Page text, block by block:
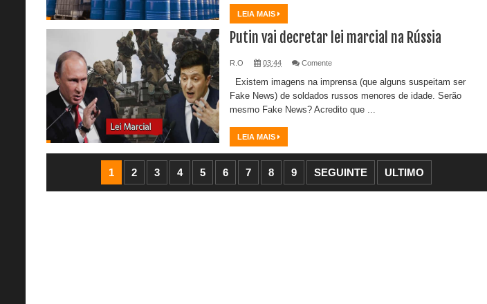
LEIA MAIS
Putin vai decretar lei marcial na Rússia
R.O 03:44 Comente
Existem imagens na imprensa (que alguns suspeitam ser
Fake News) de soldados russos menores de idade. Serão
mesmo Fake News? Acredito que ...
LEIA MAIS
1 2 3 4 5 6 7 8 9 SEGUINTE ULTIMO